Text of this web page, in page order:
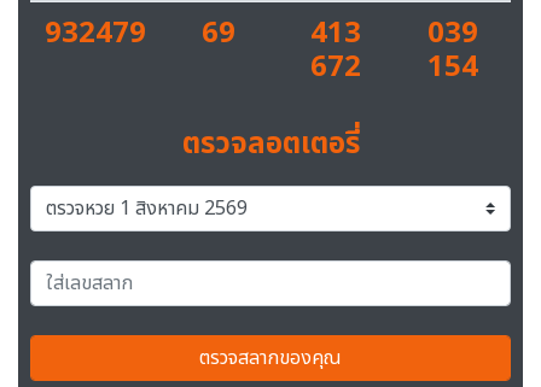
932479 69 413
672
039
154
ตรวจลอตเตอรี่
ตรวจสลากของคุณ